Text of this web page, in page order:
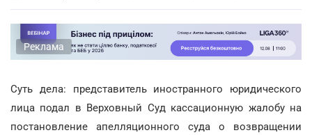
Реклама
Суть дела: представитель иностранного юридического
лица подал в Верховный Суд кассационную жалобу на
постановление апелляционного суда о возвращении